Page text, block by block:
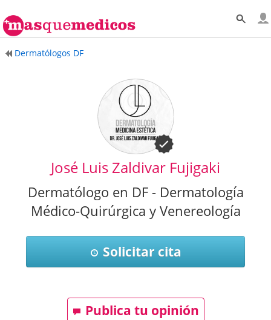
Dermatólogos DF
José Luis Zaldivar Fujigaki
Dermatólogo en DF - Dermatología
Médico-Quirúrgica y Venereología
Solicitar cita
Publica tu opinión